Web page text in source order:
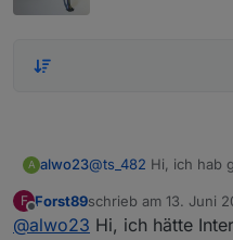
A alwo23@ts_482 Hi, ich hab
F
Offline
Forst89schrieb am 13. Juni
zuletzt editiert von
@alwo23 Hi, ich hätte